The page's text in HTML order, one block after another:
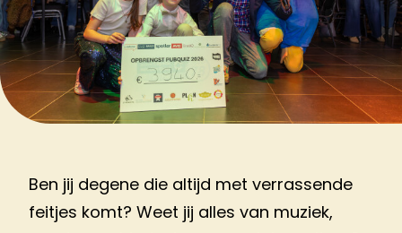
Ben jij degene die altijd met verrassende
feitjes komt? Weet jij alles van muziek,